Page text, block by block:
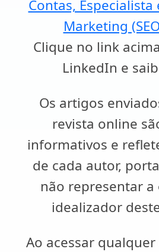
Contas, Especialista
Marketing
Clique no link
LinkedIn e
Os artigos
revista online
informativos e
de cada autor,
não representar
idealizador
Ao acessar